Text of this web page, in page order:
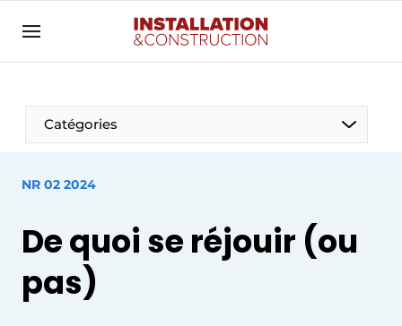
Contact
Contact direct
Emploi
EntreprisesMerci de votre inscription
S’inscrire
Home
Meest gelezen
Catégories
Électricité
NR 02 2024
De quoi se réjouir (ou
pas)